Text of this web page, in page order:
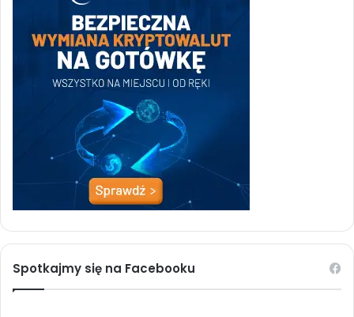
Spotkajmy się na Facebooku